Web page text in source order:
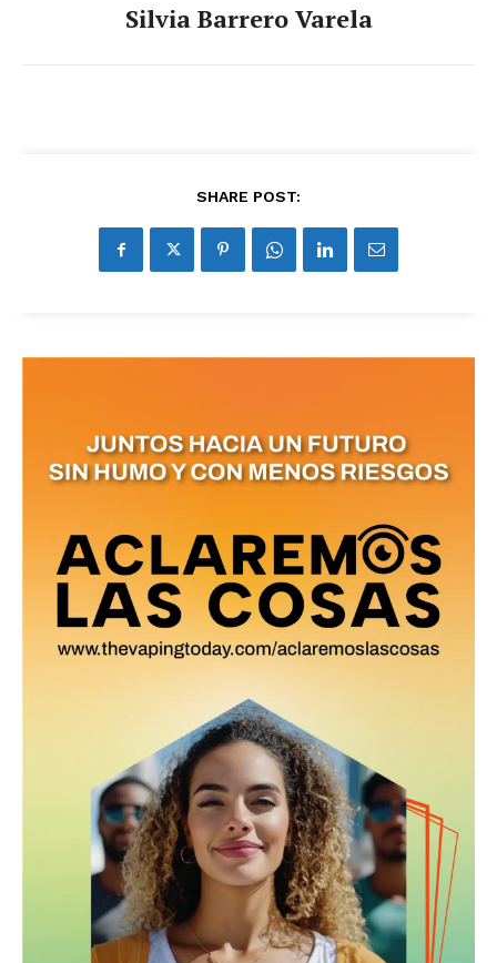
últimas noticias
receive all the news of vaping and
tobacco harm reduction in your email.
SUBSCRIBIRSE
Silvia Barrero Varela
SHARE POST: